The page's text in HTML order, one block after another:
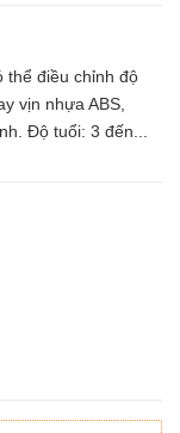
thể điều chỉnh độ
vịn nhựa ABS,
Độ tuổi: 3 đến...